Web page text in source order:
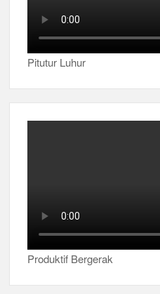
Pitutur Luhur
Produktif Bergerak